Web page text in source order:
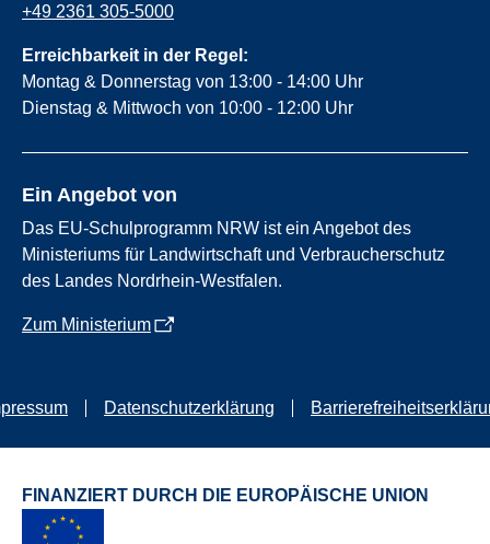
+49 2361 305-5000
Erreichbarkeit in der Regel:
Montag & Donnerstag von 13:00 - 14:00 Uhr
Dienstag & Mittwoch von 10:00 - 12:00 Uhr
Ein Angebot von
Das EU-Schulprogramm NRW ist ein Angebot des
Ministeriums für Landwirtschaft und Verbraucherschutz
des Landes Nordrhein-Westfalen.
Zum Ministerium
Datenschutzerklärung
FINANZIERT DURCH DIE EUROPÄISCHE UNION